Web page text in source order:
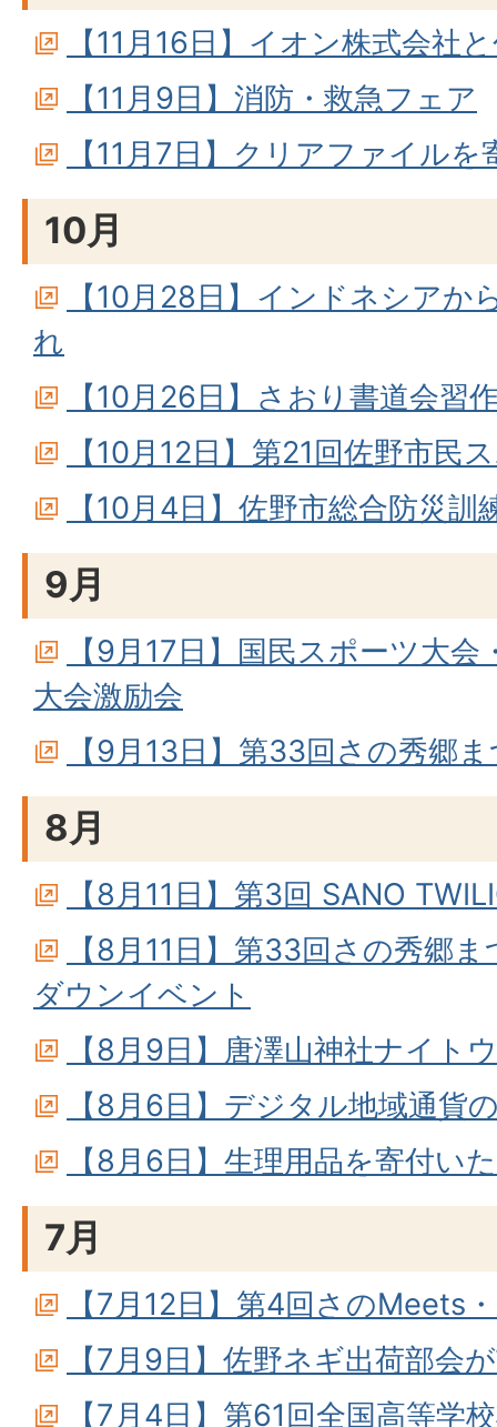
【11月16日】イオン株式会社
【11月9日】消防・救急フェア
【11月7日】クリアファイル
10月
【10月28日】インドネシアか
れ
【10月26日】さおり書道会習
【10月12日】第21回佐野市民
【10月4日】佐野市総合防災訓
9月
【9月17日】国民スポーツ大
大会激励会
【9月13日】第33回さの秀郷
8月
【8月11日】第3回 SANO
【8月11日】第33回さの秀郷
ダウンイベント
【8月9日】唐澤山神社ナイト
【8月6日】デジタル地域通貨
【8月6日】生理用品を寄付い
7月
【7月12日】第4回さのMeets
【7月9日】佐野ネギ出荷部会
【7月4日】第61回全国高等学